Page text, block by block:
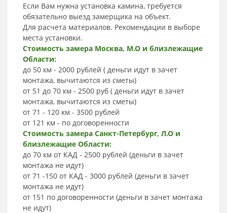
Если Вам нужна установка камина, требуется
обязательно выезд замерщика на объект.
Для расчета материалов. Рекомендации в выборе
места установки.
Стоимость замера Москва, М.О и близлежащие
Области:
до 50 км - 2000 рублей ( деньги идут в зачет
монтажа, вычитаются из сметы)
от 51 до 70 км - 2500 руб ( деньги идут в зачет
монтажа, вычитаются из сметы)
от 71 - 120 км - 3500 рублей
от 121 км - по договоренности
Стоимость замера Санкт-Петербург, Л.О и
близлежащие Области:
до 70 км от КАД - 2500 рублей (деньги в зачет
монтажа не идут)
от 71 -150 от КАД - 3000 рублей (деньги в зачет
монтажа не идут)
от 151 по договоренности (деньги в зачет монтажа
не идут)